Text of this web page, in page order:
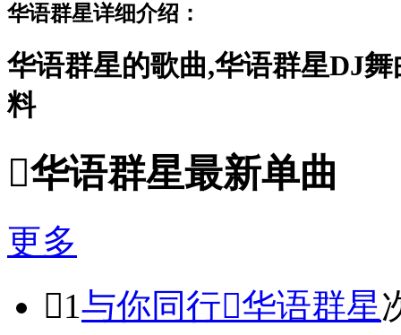
华语群星详细介绍：
华语群星的歌曲,华语群星DJ
料
华语群星最新单曲
更多
1与你同行华语群星